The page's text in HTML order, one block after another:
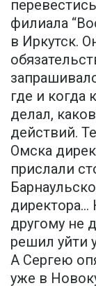
филиала
в Иркутск.
где и когда
делал,
действий.
Омска
прислали
другому не
решил уйти
А Сергею
уже в